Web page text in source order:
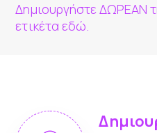
Δημιουργήστε ΔΩΡΕΑΝ
ετικέτα εδώ.